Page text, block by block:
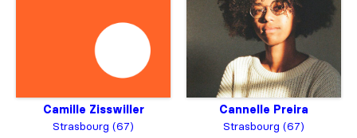
Camille Zisswiller
Strasbourg (67)
Cannelle Preira
Strasbourg (67)